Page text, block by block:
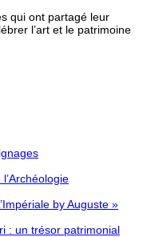
qui ont partagé leur
l’art et le patrimoine
by Auguste »
: un trésor patrimonial